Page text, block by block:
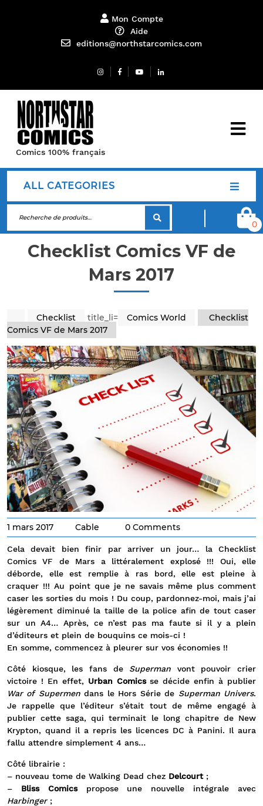
Mon Compte
Aide
editions@northstarcomics.com
Comics 100% français
ALL CATEGORIES
0
Checklist Comics VF de
Mars 2017
Checklist title_li= Comics World
Checklist
Comics VF de Mars 2017
1 mars 2017 Cable 0 Comments
Cela devait bien finir par arriver un jour… la Checklist
Comics VF de Mars a littéralement explosé !!! Oui, elle
déborde, elle est remplie à ras bord, elle est pleine à
craquer !!! Au point que je ne savais même plus comment
caser les sorties du mois ! Du coup, pardonnez-moi, mais j’ai
légèrement diminué la taille de la police afin de tout caser
sur un A4… Après, ce n’est pas ma faute si il y a plein
d’éditeurs et plein de bouquins ce mois-ci !
En somme, commencez à pleurer sur vos économies !!
Côté kiosque, les fans de Superman vont pouvoir crier
victoire ! En effet, Urban Comicsse décide enfin à publier
War of Supermendans le Hors Série de Superman Univers.
Je rappelle que l’éditeur s’était tout de même engagé à
publier cette saga, qui terminait le long chapitre de New
Krypton, quand il a repris les licences DC à Panini. Il aura
fallu attendre simplement 4 ans…
Côté librairie :
– nouveau tome de Walking Dead chez Delcourt;
– Bliss Comicspropose une nouvelle intégrale avec
Harbinger;